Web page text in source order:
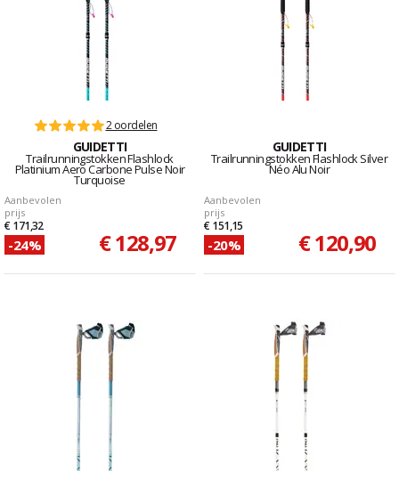
2 oordelen
GUIDETTI
Trailrunningstokken Flashlock
Platinium Aero Carbone Pulse Noir
Turquoise
Aanbevolen
prijs
€ 171,32
-24% € 128,97
GUIDETTI
Trailrunningstokken Flashlock Silver
Néo Alu Noir
Aanbevolen
prijs
€ 151,15
-20% € 120,90